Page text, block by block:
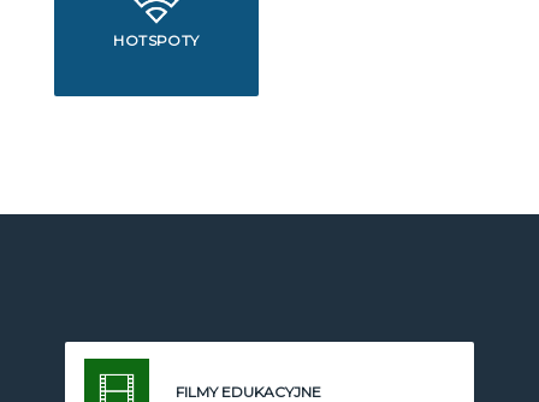
HOTSPOTY
FILMY EDUKACYJNE